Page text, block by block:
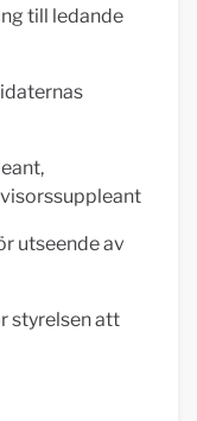
till ledande
utseende av
styrelsen att